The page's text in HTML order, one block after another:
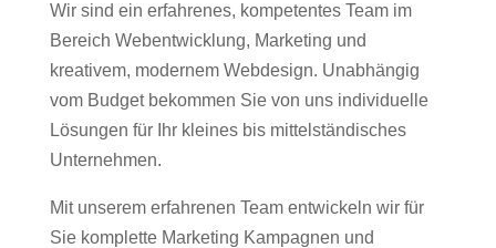
Wir sind ein erfahrenes, kompetentes Team im
Bereich Webentwicklung, Marketing und
kreativem, modernem Webdesign. Unabhängig
vom Budget bekommen Sie von uns individuelle
Lösungen für Ihr kleines bis mittelständisches
Unternehmen.
Mit unserem erfahrenen Team entwickeln wir für
Sie komplette Marketing Kampagnen und